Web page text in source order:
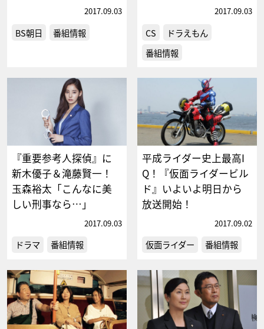
2017.09.03
BS朝日 番組情報
2017.09.03
CS
ドラえもん
番組情報
『重要参考人探偵』に
新木優子＆滝藤賢一！
玉森裕太「こんなに美
しい刑事なら…」
2017.09.03
ドラマ 番組情報
平成ライダー史上最高I
Q！『仮面ライダービル
ド』いよいよ明日から
放送開始！
2017.09.02
仮面ライダー 番組情報